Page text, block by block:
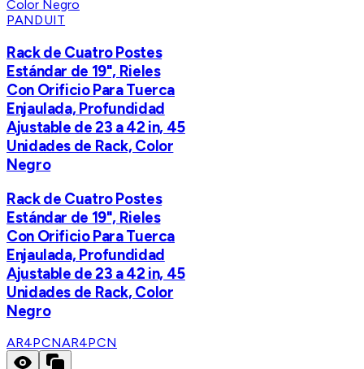
PANDUIT
Rack de Cuatro Postes
Estándar de 19", Rieles
Con Orificio Para Tuerca
Enjaulada, Profundidad
Ajustable de 23 a 42 in, 45
Unidades de Rack, Color
Negro
Rack de Cuatro Postes
Estándar de 19", Rieles
Con Orificio Para Tuerca
Enjaulada, Profundidad
Ajustable de 23 a 42 in, 45
Unidades de Rack, Color
Negro
AR4PCNAR4PCN